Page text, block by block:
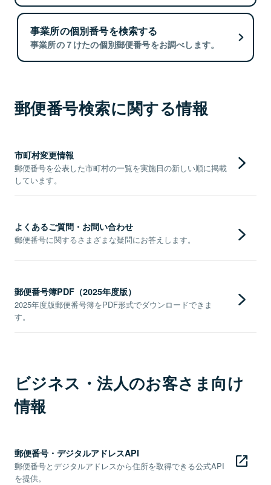
事業所の個別番号を検索する
事業所の７けたの個別郵便番号をお調べします。
郵便番号検索に関する情報
市町村変更情報
郵便番号を公表した市町村の一覧を実施日の新しい順に掲載
しています。
よくあるご質問・お問い合わせ
郵便番号に関するさまざまな疑問にお答えします。
郵便番号簿PDF（2025年度版）
2025年度版郵便番号簿をPDF形式でダウンロードできま
す。
ビジネス・法人のお客さま向け
情報
郵便番号・デジタルアドレスAPI
郵便番号とデジタルアドレスから住所を取得できる公式API
を提供。